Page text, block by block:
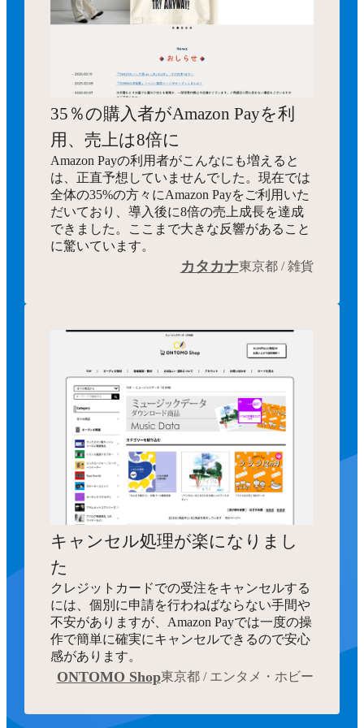
35％の購入者がAmazon Payを利
用、売上は8倍に
Amazon Payの利用者がこんなにも増えると
は、正直予想していませんでした。現在では
全体の35%の方々にAmazon Payをご利用いた
だいており、導入後に8倍の売上成長を達成
できました。ここまで大きな反響があること
に驚いています。
カタカナ東京都 / 雑貨
キャンセル処理が楽になりまし
た
クレジットカードでの受注をキャンセルする
には、個別に申請を行わねばならない手間や
不安がありますが、Amazon Payでは一度の操
作で簡単に確実にキャンセルできるので安心
感があります。
ONTOMO Shop東京都 / エンタメ・ホビー